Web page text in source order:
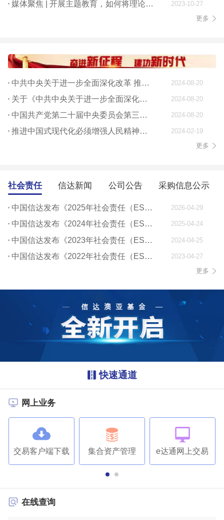
媒体聚焦 | 开展主题教育，如何将理论学习贯穿始终
2023-10-27
更多
中共中央关于进一步全面深化改革 推进中国式现代化的决定 2024-08-20
关于《中共中央关于进一步全面深化改革、 推进中国式现代化的决定》的说明 2024-08-20
中国共产党第二十届中央委员会第三次全体会议公报 2024-08-20
推进中国式现代化必须增强人民精神力量
2024-02-19
更多
社会责任 信达新闻 公司公告 采购信息公示
中国信达发布《2025年社会责任（ESG）报告》 2026-04-29
中国信达发布《2024年社会责任（ESG）报告》 2025-04-24
中国信达发布《2023年社会责任（ESG）报告》 2024-04-25
中国信达发布《2022年社会责任（ESG）报告》
2023-04-27
更多
快速通道
网上业务
交易客户端下载 集合资产管理 e达通网上交易
在线查询